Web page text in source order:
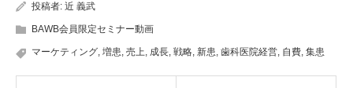
投稿者: 近 義武
BAWB会員限定セミナー動画
マーケティング, 増患, 売上, 成長, 戦略, 新患, 歯科医院経営, 自費, 集患